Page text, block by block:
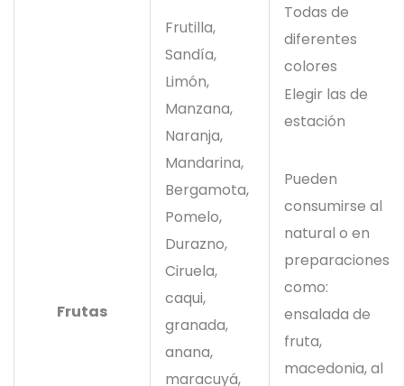
Frutas
Frutilla,
Sandía,
Limón,
Manzana,
Naranja,
Mandarina,
Bergamota,
Pomelo,
Durazno,
Ciruela,
caqui,
granada,
anana,
maracuyá,
Todas de
diferentes
colores
Elegir las de
estación
Pueden
consumirse al
natural o en
preparaciones
como:
ensalada de
fruta,
macedonia, al